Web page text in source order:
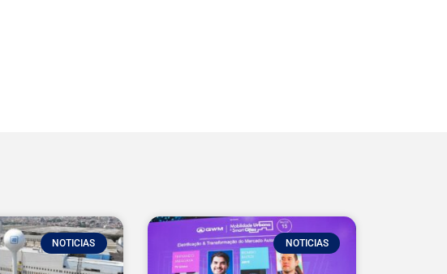
NOTICIAS NOTICIAS